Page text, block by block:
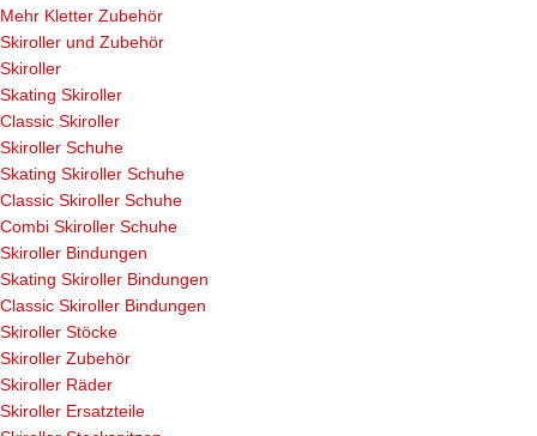
Mehr Kletter Zubehör
Skiroller und Zubehör
Skiroller
Skating Skiroller
Classic Skiroller
Skiroller Schuhe
Skating Skiroller Schuhe
Classic Skiroller Schuhe
Combi Skiroller Schuhe
Skiroller Bindungen
Skating Skiroller Bindungen
Classic Skiroller Bindungen
Skiroller Stöcke
Skiroller Zubehör
Skiroller Räder
Skiroller Ersatzteile